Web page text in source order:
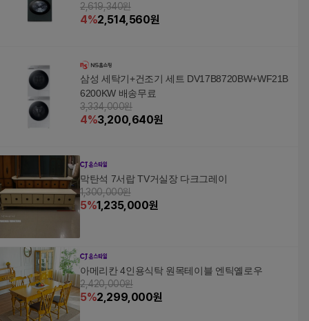
2,619,340원
4%2,514,560원
삼성 세탁기+건조기 세트 DV17B8720BW+WF21B
6200KW 배송무료
3,334,000원
4%3,200,640원
막탄석 7서랍 TV거실장 다크그레이
1,300,000원
5%1,235,000원
아메리칸 4인용식탁 원목테이블 엔틱옐로우
2,420,000원
5%2,299,000원